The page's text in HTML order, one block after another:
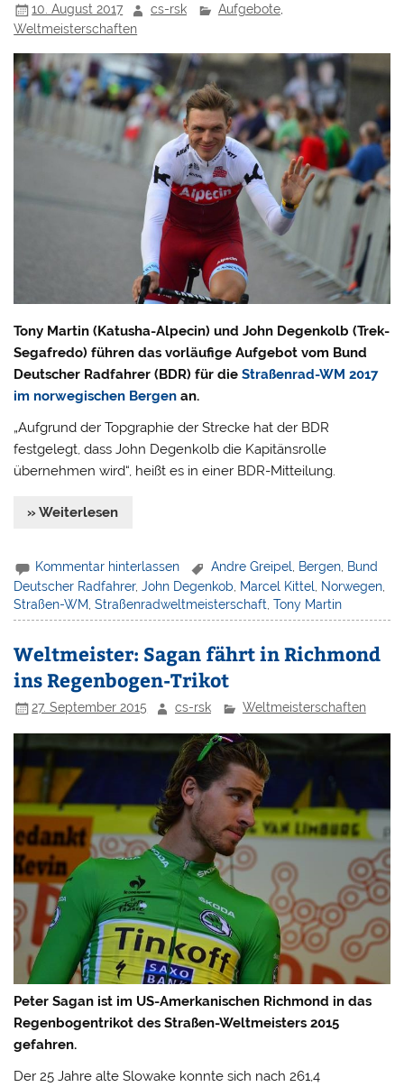
10. August 2017 cs-rsk Aufgebote,
Weltmeisterschaften
Tony Martin (Katusha-Alpecin) und John Degenkolb (Trek-
Segafredo) führen das vorläufige Aufgebot vom Bund
Deutscher Radfahrer (BDR) für dieStraßenrad-WM 2017
im norwegischen Bergen an.
„Aufgrund der Topgraphie der Strecke hat der BDR
festgelegt, dass John Degenkolb die Kapitänsrolle
übernehmen wird“, heißt es in einer BDR-Mitteilung.
» Weiterlesen
Kommentar hinterlassen Andre Greipel, Bergen, Bund
Deutscher Radfahrer,John Degenkob Marcel Kittel Norwegen
Straßen-WM ,Straßenradweltmeisterschaft ,Tony Martin
Weltmeister: Sagan fährt in Richmond
ins Regenbogen-Trikot
27. September 2015 cs-rsk Weltmeisterschaften
Peter Sagan ist im US-Amerkanischen Richmond in das
Regenbogentrikot des Straßen-Weltmeisters 2015
gefahren.
Der 25 Jahre alte Slowake konnte sich nach 261,4